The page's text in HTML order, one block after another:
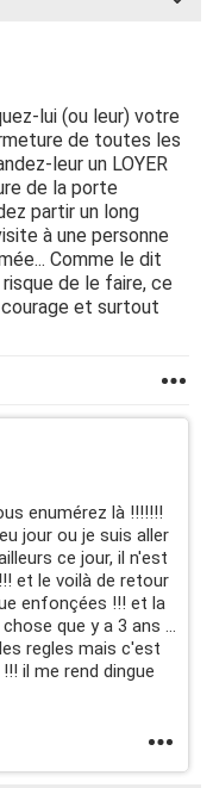
lui (ou leur) votre
de toutes les
leur un LOYER
de la porte
partir un long
à une personne
Comme le dit
de le faire, ce
et surtout
enumérez là !!!!!!!
jour ou je suis aller
ce jour, il n'est
et le voilà de retour
enfonçées !!! et la
que y a 3 ans ...
regles mais c'est
il me rend dingue